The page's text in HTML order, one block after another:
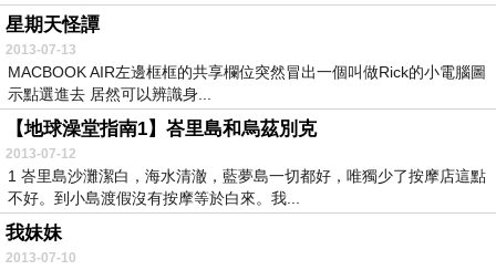
星期天怪譚
2013-07-13
MACBOOK AIR左邊框框的共享欄位突然冒出一個叫做Rick的小電腦圖
示點選進去 居然可以辨識身...
【地球澡堂指南1】峇里島和烏茲別克
2013-07-12
1 峇里島沙灘潔白，海水清澈，藍夢島一切都好，唯獨少了按摩店這點
不好。到小島渡假沒有按摩等於白來。我...
我妹妹
2013-07-10